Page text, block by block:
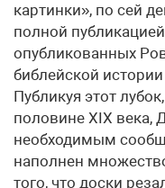
картинки», по сей
полной
опубликованных
библейской
Публикуя этот
половине XIX века,
необходимым
наполнен
того, что доски